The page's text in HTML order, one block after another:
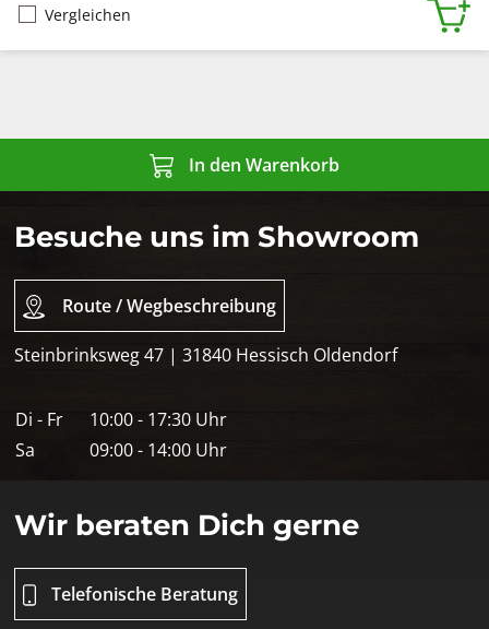
Vergleichen
In den Warenkorb
Besuche uns im Showroom
Route / Wegbeschreibung
Steinbrinksweg 47 | 31840 Hessisch Oldendorf
Di - Fr
10:00 - 17:30 Uhr
Sa
09:00 - 14:00 Uhr
Wir beraten Dich gerne
Telefonische Beratung